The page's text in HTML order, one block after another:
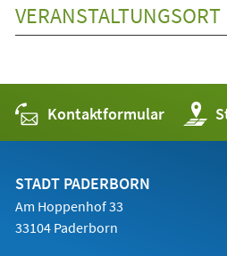
VERANSTALTUNGSORT
Kontaktformular
in
einem
STADT PADERBORN
Am Hoppenhof 33
33104 Paderborn